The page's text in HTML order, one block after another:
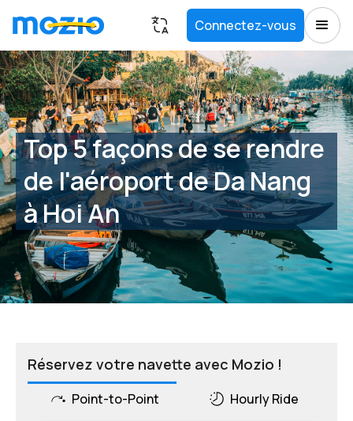
Connectez-vous
Top 5 façons de se rendre
de l'aéroport de Da Nang
à Hoi An
Réservez votre navette avec Mozio !
Point-to-Point Hourly Ride